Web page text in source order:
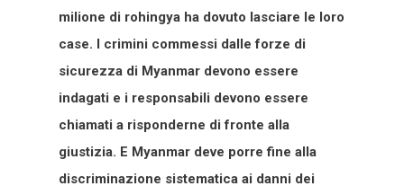
milione di rohingya ha dovuto lasciare le loro
case. I crimini commessi dalle forze di
sicurezza di Myanmar devono essere
indagati e i responsabili devono essere
chiamati a risponderne di fronte alla
giustizia. E Myanmar deve porre fine alla
discriminazione sistematica ai danni dei